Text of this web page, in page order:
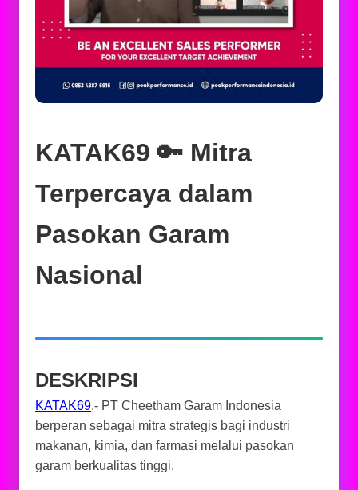
KATAK69 🔑 Mitra
Terpercaya dalam
Pasokan Garam
Nasional
DESKRIPSI
KATAK69,- PT Cheetham Garam Indonesia
berperan sebagai mitra strategis bagi industri
makanan, kimia, dan farmasi melalui pasokan
garam berkualitas tinggi.